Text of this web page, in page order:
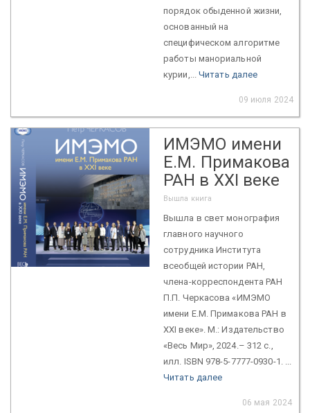
порядок обыденной жизни,
основанный на
специфическом алгоритме
работы манориальной
курии,... Читать далее
09 июля 2024
ИМЭМО имени
Е.М. Примакова
РАН в XXI веке
Вышла книга
Вышла в свет монография
главного научного
сотрудника Института
всеобщей истории РАН,
члена-корреспондента РАН
П.П. Черкасова «ИМЭМО
имени Е.М. Примакова РАН в
XXI веке». М.: Издательство
«Весь Мир», 2024.– 312 с.,
илл. ISBN 978-5-7777-0930-1. ...
Читать далее
06 мая 2024